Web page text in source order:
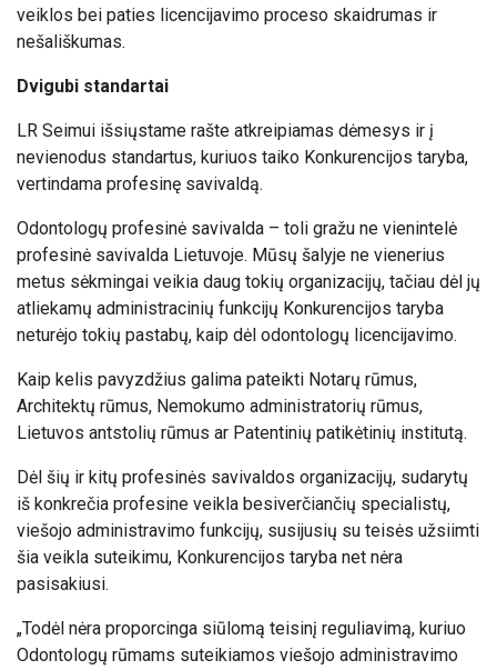
veiklos bei paties licencijavimo proceso skaidrumas ir
nešališkumas.
Dvigubi standartai
LR Seimui išsiųstame rašte atkreipiamas dėmesys ir į
nevienodus standartus, kuriuos taiko Konkurencijos taryba,
vertindama profesinę savivaldą.
Odontologų profesinė savivalda – toli gražu ne vienintelė
profesinė savivalda Lietuvoje. Mūsų šalyje ne vienerius
metus sėkmingai veikia daug tokių organizacijų, tačiau dėl jų
atliekamų administracinių funkcijų Konkurencijos taryba
neturėjo tokių pastabų, kaip dėl odontologų licencijavimo.
Kaip kelis pavyzdžius galima pateikti Notarų rūmus,
Architektų rūmus, Nemokumo administratorių rūmus,
Lietuvos antstolių rūmus ar Patentinių patikėtinių institutą.
Dėl šių ir kitų profesinės savivaldos organizacijų, sudarytų
iš konkrečia profesine veikla besiverčiančių specialistų,
viešojo administravimo funkcijų, susijusių su teisės užsiimti
šia veikla suteikimu, Konkurencijos taryba net nėra
pasisakiusi.
„Todėl nėra proporcinga siūlomą teisinį reguliavimą, kuriuo
Odontologų rūmams suteikiamos viešojo administravimo